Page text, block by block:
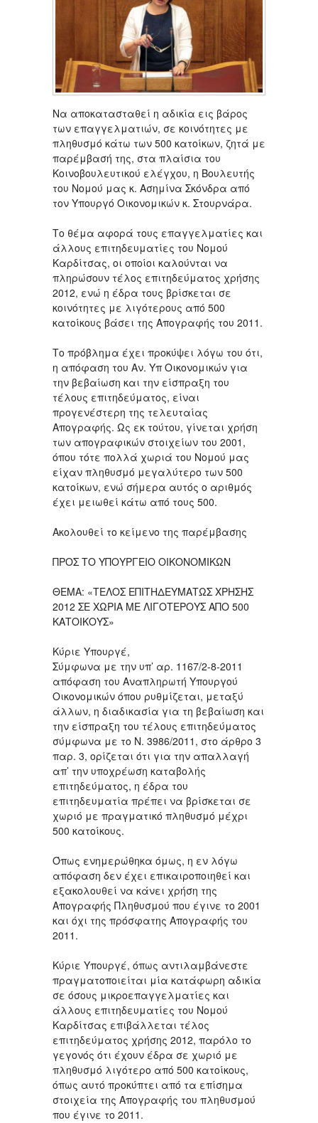
Να αποκατασταθεί η αδικία εις βάρος
των επαγγελματιών, σε κοινότητες με
πληθυσμό κάτω των 500 κατοίκων, ζητά με
παρέμβασή της, στα πλαίσια του
Κοινοβουλευτικού ελέγχου, η Βουλευτής
του Νομού μας κ. Ασημίνα Σκόνδρα από
τον Υπουργό Οικονομικών κ. Στουρνάρα.
Το θέμα αφορά τους επαγγελματίες και
άλλους επιτηδευματίες του Νομού
Καρδίτσας, οι οποίοι καλούνται να
πληρώσουν τέλος επιτηδεύματος χρήσης
2012, ενώ η έδρα τους βρίσκεται σε
κοινότητες με λιγότερους από 500
κατοίκους βάσει της Απογραφής του 2011.
Το πρόβλημα έχει προκύψει λόγω του ότι,
η απόφαση του Αν. Υπ Οικονομικών για
την βεβαίωση και την είσπραξη του
τέλους επιτηδεύματος, είναι
προγενέστερη της τελευταίας
Απογραφής. Ως εκ τούτου, γίνεται χρήση
των απογραφικών στοιχείων του 2001,
όπου τότε πολλά χωριά του Νομού μας
είχαν πληθυσμό μεγαλύτερο των 500
κατοίκων, ενώ σήμερα αυτός ο αριθμός
έχει μειωθεί κάτω από τους 500.
Ακολουθεί το κείμενο της παρέμβασης
ΠΡΟΣ ΤO ΥΠΟΥΡΓΕΙΟ ΟΙΚΟΝΟΜΙΚΩΝ
ΘΕΜΑ: «ΤΕΛΟΣ ΕΠΙΤΗΔΕΥΜΑΤΩΣ ΧΡΗΣΗΣ
2012 ΣΕ ΧΩΡΙΑ ΜΕ ΛΙΓΟΤΕΡΟΥΣ ΑΠΟ 500
ΚΑΤΟΙΚΟΥΣ»
Κύριε Υπουργέ,
Σύμφωνα με την υπ’ αρ. 1167/2-8-2011
απόφαση του Αναπληρωτή Υπουργού
Οικονομικών όπου ρυθμίζεται, μεταξύ
άλλων, η διαδικασία για τη βεβαίωση και
την είσπραξη του τέλους επιτηδεύματος
σύμφωνα με το Ν. 3986/2011, στο άρθρο 3
παρ. 3, ορίζεται ότι για την απαλλαγή
απ’ την υποχρέωση καταβολής
επιτηδεύματος, η έδρα του
επιτηδευματία πρέπει να βρίσκεται σε
χωριό με πραγματικό πληθυσμό μέχρι
500 κατοίκους.
Όπως ενημερώθηκα όμως, η εν λόγω
απόφαση δεν έχει επικαιροποιηθεί και
εξακολουθεί να κάνει χρήση της
Απογραφής Πληθυσμού που έγινε το 2001
και όχι της πρόσφατης Απογραφής του
2011.
Κύριε Υπουργέ, όπως αντιλαμβάνεστε
πραγματοποιείται μία κατάφωρη αδικία
σε όσους μικροεπαγγελματίες και
άλλους επιτηδευματίες του Νομού
Καρδίτσας επιβάλλεται τέλος
επιτηδεύματος χρήσης 2012, παρόλο το
γεγονός ότι έχουν έδρα σε χωριό με
πληθυσμό λιγότερο από 500 κατοίκους,
όπως αυτό προκύπτει από τα επίσημα
στοιχεία της Απογραφής του πληθυσμού
που έγινε το 2011.